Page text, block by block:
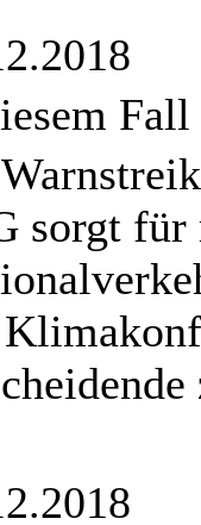
sorgt für